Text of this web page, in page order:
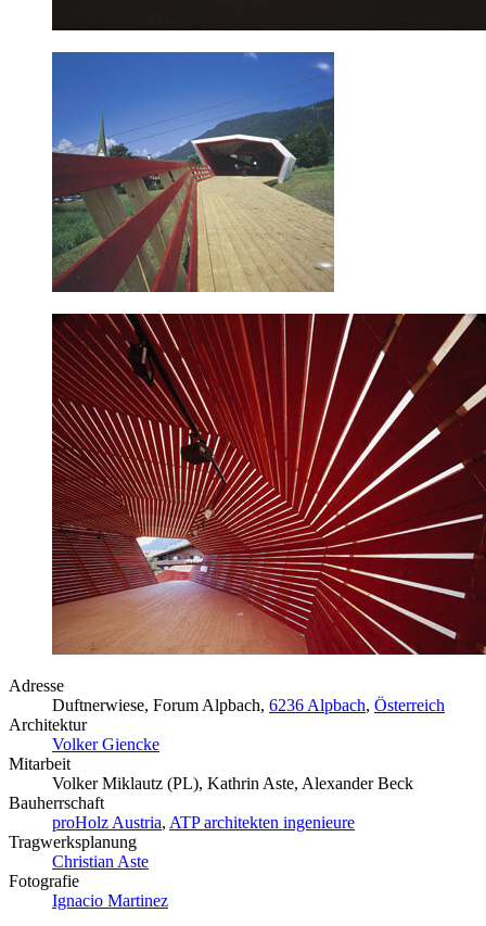
Adresse
Duftnerwiese, Forum Alpbach, 6236 Alpbach, Österreich
Architektur
Volker Giencke
Mitarbeit
Volker Miklautz (PL), Kathrin Aste, Alexander Beck
Bauherrschaft
proHolz Austria, ATP architekten ingenieure
Tragwerksplanung
Christian Aste
Fotografie
Ignacio Martinez